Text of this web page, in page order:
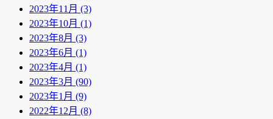
2023年11月 (3)
2023年10月 (1)
2023年8月 (3)
2023年6月 (1)
2023年4月 (1)
2023年3月 (90)
2023年1月 (9)
2022年12月 (8)